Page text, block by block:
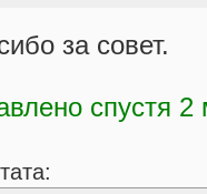
за совет.
спустя